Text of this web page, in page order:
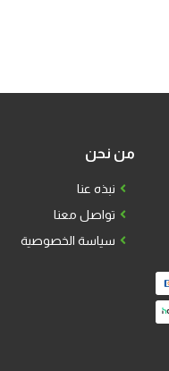
من نحن
نبذه عنا
تواصل معنا
سياسة الخصوصية